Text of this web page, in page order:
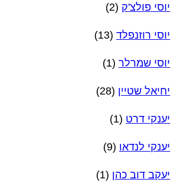
יוסי פולצ'ק (2)
יוסי רוזנפלד (13)
יוסי שמרלר (1)
יחיאל שטיין (28)
יענקי דרט (1)
יענקי לנדאו (9)
יעקב דוב כהן (1)